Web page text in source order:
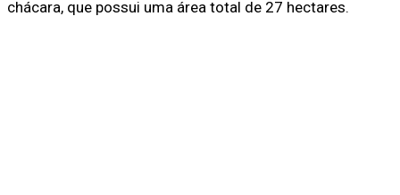
chácara, que possui uma área total de 27 hectares.